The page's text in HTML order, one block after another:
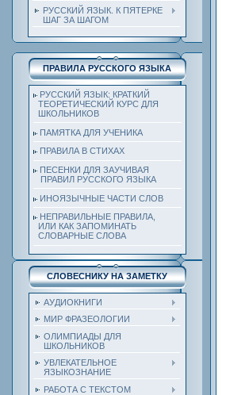
РУССКИЙ ЯЗЫК. К ПЯТЕРКЕ
ШАГ ЗА ШАГОМ
ПРАВИЛА РУССКОГО ЯЗЫКА
РУССКИЙ ЯЗЫК: КРАТКИЙ
ТЕОРЕТИЧЕСКИЙ КУРС ДЛЯ
ШКОЛЬНИКОВ
ПАМЯТКА ДЛЯ УЧЕНИКА
ПРАВИЛА В СТИХАХ
ПЕСЕНКИ ДЛЯ ЗАУЧИВАЯ
ПРАВИЛ РУССКОГО ЯЗЫКА
ИНОЯЗЫЧНЫЕ ЧАСТИ СЛОВ
НЕПРАВИЛЬНЫЕ ПРАВИЛА,
ИЛИ КАК ЗАПОМИНАТЬ
СЛОВАРНЫЕ СЛОВА
СЛОВЕСНИКУ НА ЗАМЕТКУ
АУДИОКНИГИ
МИР ФРАЗЕОЛОГИИ
ОЛИМПИАДЫ ДЛЯ
ШКОЛЬНИКОВ
УВЛЕКАТЕЛЬНОЕ
ЯЗЫКОЗНАНИЕ
РАБОТА С ТЕКСТОМ